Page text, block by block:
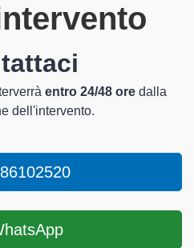
entro 24/48 ore dalla
dell'intervento.